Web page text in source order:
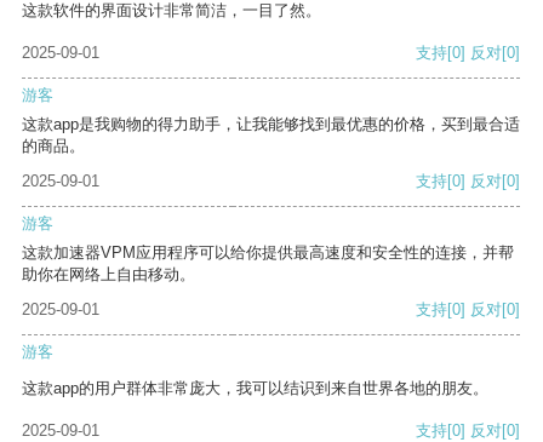
这款软件的界面设计非常简洁，一目了然。
2025-09-01 支持[0] 反对[0]
游客
这款app是我购物的得力助手，让我能够找到最优惠的价格，买到最合适
的商品。
2025-09-01
支持[0] 反对[0]
游客
这款加速器VPM应用程序可以给你提供最高速度和安全性的连接，并帮
助你在网络上自由移动。
2025-09-01
支持[0] 反对[0]
游客
这款app的用户群体非常庞大，我可以结识到来自世界各地的朋友。
2025-09-01 支持[0] 反对[0]